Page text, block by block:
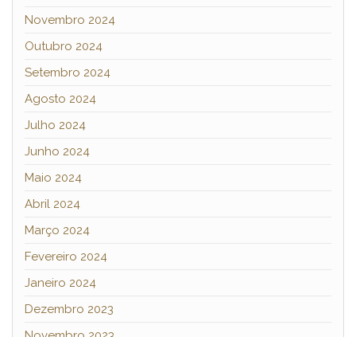
Novembro 2024
Outubro 2024
Setembro 2024
Agosto 2024
Julho 2024
Junho 2024
Maio 2024
Abril 2024
Março 2024
Fevereiro 2024
Janeiro 2024
Dezembro 2023